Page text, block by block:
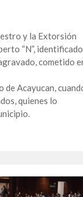
y la Extorsión
“N”,
cometido
de Acayucan,
quienes lo